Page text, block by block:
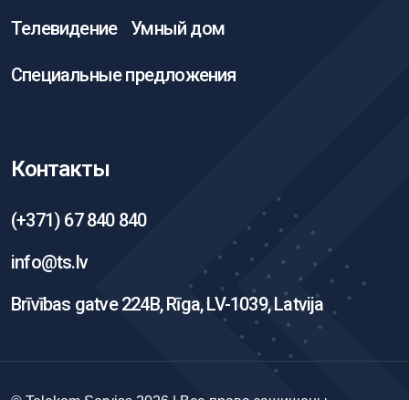
Телевидение Умный дом
Специальные предложения
Контакты
(+371) 67 840 840
info@ts.lv
Brīvības gatve 224B, Rīga, LV-1039, Latvija